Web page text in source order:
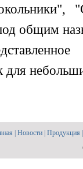
общим
для
Новости Продукция